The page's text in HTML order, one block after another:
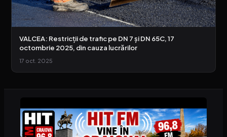
VALCEA: Restricții de trafic pe DN 7 și DN 65C, 17
octombrie 2025, din cauza lucrărilor
17 oct. 2025